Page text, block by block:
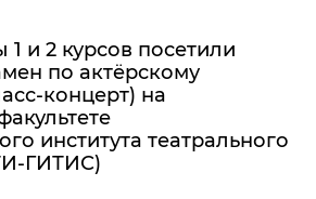
и 2 курсов посетили
по актёрскому
концерт) на
института театрального
ГИТИС)